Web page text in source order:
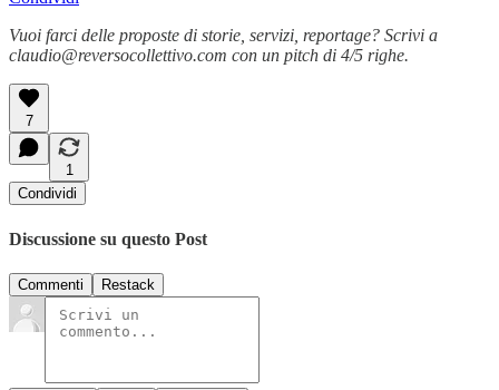
Vuoi farci delle proposte di storie, servizi, reportage? Scrivi a
claudio@reversocollettivo.com con un pitch di 4/5 righe.
7
1
Condividi
Discussione su questo Post
Commenti Restack